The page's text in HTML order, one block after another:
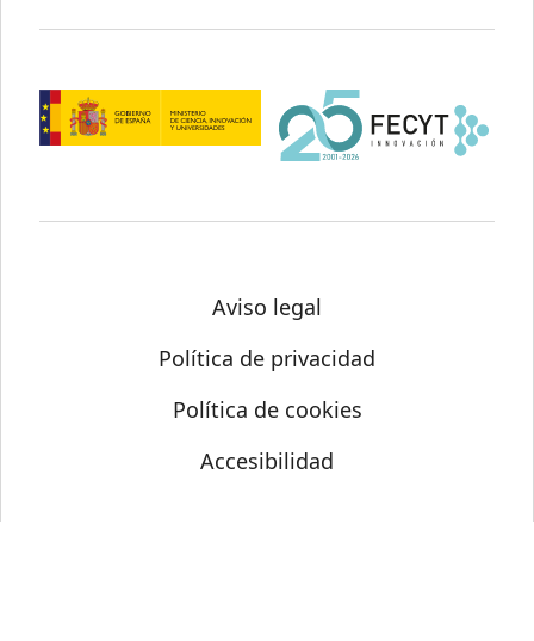
Aviso legal
Política de privacidad
Política de cookies
Accesibilidad